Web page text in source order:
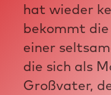
hat wieder
bekommt die
einer
die sich als
Großvater,